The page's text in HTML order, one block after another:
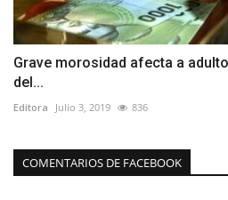
Grave morosidad afecta a
del...
Editora Julio 3, 2019 836
COMENTARIOS DE FACEBOOK